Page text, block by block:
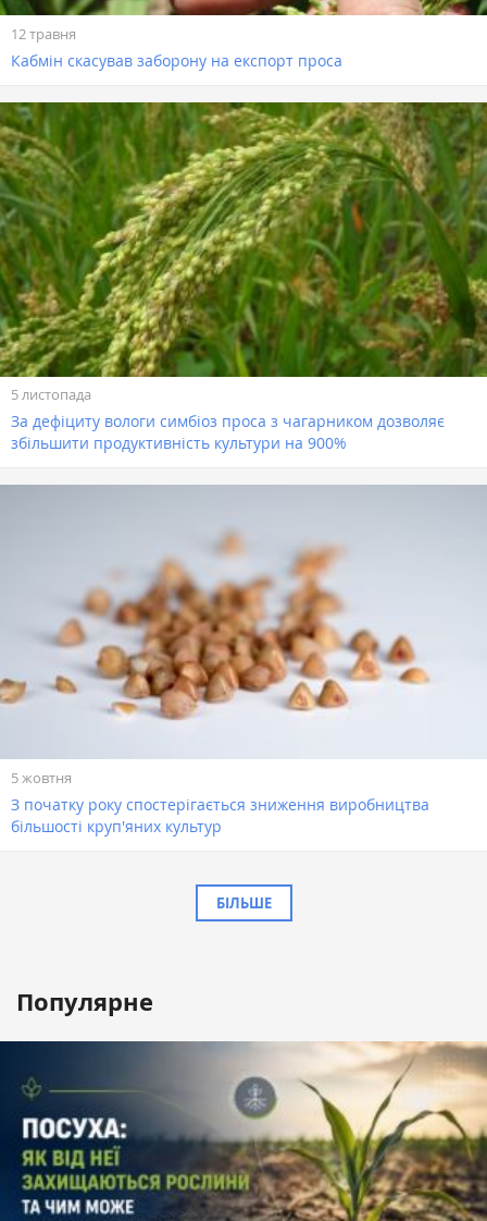
12 травня
Кабмін скасував заборону на експорт проса
5 листопада
За дефіциту вологи симбіоз проса з чагарником дозволяє
збільшити продуктивність культури на 900%
5 жовтня
З початку року спостерігається зниження виробництва
більшості круп'яних культур
БІЛЬШЕ
Популярне